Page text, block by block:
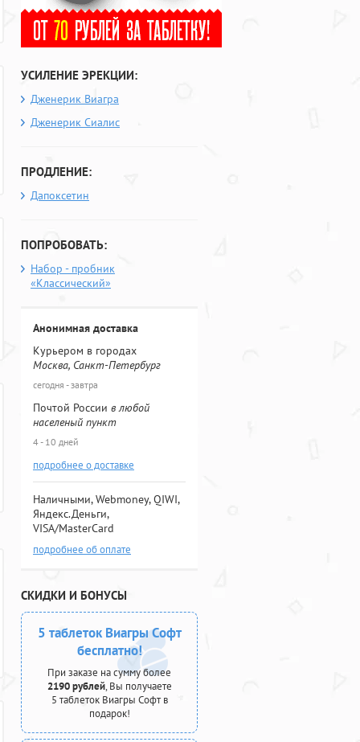
УСИЛЕНИЕ ЭРЕКЦИИ:
Дженерик Виагра
Дженерик Сиалис
ПРОДЛЕНИЕ:
Дапоксетин
ПОПРОБОВАТЬ:
Набор - пробник
«Классический»
Анонимная доставка
Курьером в городах
Москва, Санкт-Петербург
сегодня - завтра
Почтой России в любой
населеный пункт
4 - 10 дней
подробнее о доставке
Наличными, Webmoney, QIWI,
Яндекс.Деньги,
VISA/MasterCard
подробнее об оплате
СКИДКИ И БОНУСЫ
5 таблеток Виагры Софт
бесплатно!
При заказе на сумму более
2190 рублей, Вы получаете
5 таблеток Виагры Софт в
подарок!